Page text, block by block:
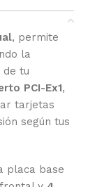
, permite
la
de tu
PCI-Ex1,
tarjetas
según tus
placa base